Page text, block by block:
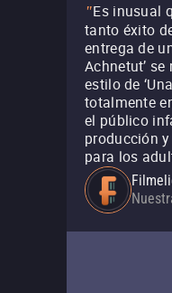
"Es inusual
tanto éxito
entrega de
Achnetut’
estilo de
totalmente
el público
producción
para los